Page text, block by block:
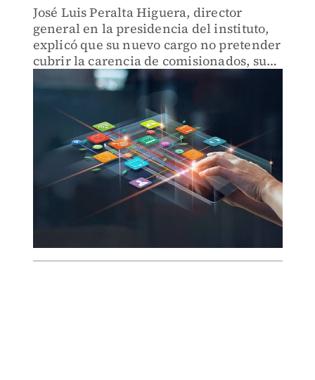
José Luis Peralta Higuera, director
general en la presidencia del instituto,
explicó que su nuevo cargo no pretender
cubrir la carencia de comisionados, su
labor está enfocado en la
transformación digital